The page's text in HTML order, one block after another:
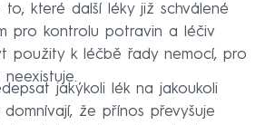
které další léky již schválené
pro kontrolu potravin a léčiv
použity k léčbě řady nemocí, pro
jakýkoli lék na jakoukoli
že přínos převyšuje